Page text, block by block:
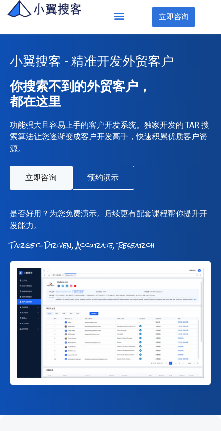
立即咨询
小翼搜客 - 精准开发外贸客户
你搜索不到的外贸客户，
都在这里
功能强大且容易上手的客户开发系统。独家开发的 TAR 搜
索算法让您逐渐变成客户开发高手，快速积累优质客户资
源。
立即咨询 预约演示
是否好用？为您免费演示。后续更有配套课程帮你提升开
发能力。
Target-Driven, Accurate, Research